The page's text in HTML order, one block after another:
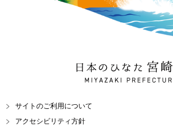
日本のひなた 宮崎県
MIYAZAKI PREFECTURE
サイトのご利用について
アクセシビリティ方針